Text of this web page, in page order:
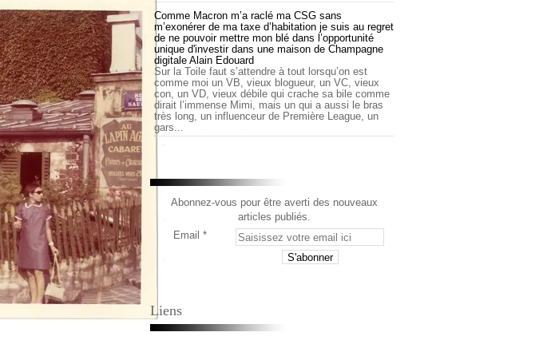
Comme Macron m’a raclé ma CSG sans
m’exonérer de ma taxe d’habitation je suis au regret
de ne pouvoir mettre mon blé dans l’opportunité
unique d'investir dans une maison de Champagne
digitale Alain Edouard
Sur la Toile faut s’attendre à tout lorsqu’on est
comme moi un VB, vieux blogueur, un VC, vieux
con, un VD, vieux débile qui crache sa bile comme
dirait l’immense Mimi, mais un qui a aussi le bras
très long, un influenceur de Première League, un
gars...
Abonnez-vous pour être averti des nouveaux
articles publiés.
Email
Liens